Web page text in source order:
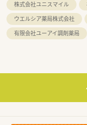
株式会社ユニスマイル
ウエルシア薬局株式会社
有限会社ユーアイ調剤薬局